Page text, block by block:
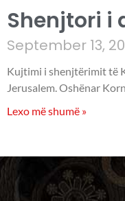
Shenjtori i
September 13,
Kujtimi i shenjtërimit të
Jerusalem. Oshënar
Lexo më shumë »